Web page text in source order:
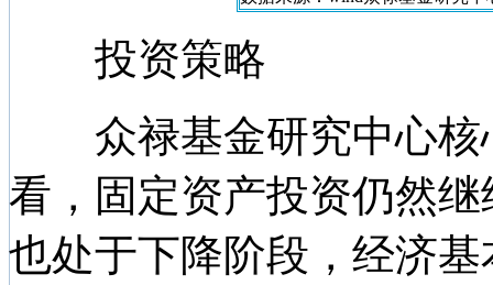
投资策略
众禄基金研究中心核
看，固定资产投资仍然
也处于下降阶段，经济